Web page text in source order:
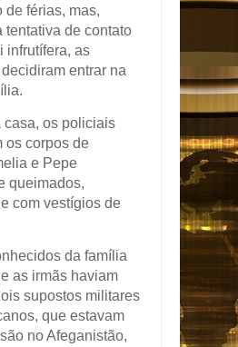
de férias, mas,
tentativa de contato
infrutífera, as
entrar na
casa, os policiais
os corpos de
e Pepe
queimados,
com vestígios de
da família
as irmãs haviam
supostos militares
que estavam
no Afeganistão,